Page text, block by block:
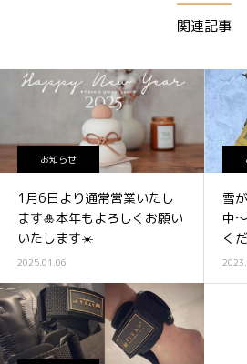
関連記事
お知らせ
1月6日より通常営業いたし
ます🎍本年もよろしくお願い
いたします☀️
2025.01.06
雪
中
く